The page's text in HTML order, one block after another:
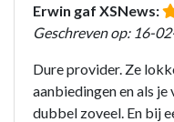
Erwin gaf XSNews:
Geschreven op: 16-
Dure provider. Ze
aanbiedingen en als
dubbel zoveel. En bij